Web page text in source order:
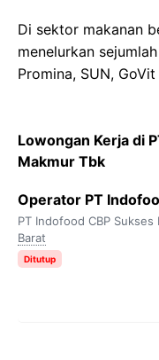
Di sektor makanan
menelurkan
Promina, SUN,
Lowongan Kerja di
Makmur Tbk
Operator PT
PT Indofood CBP Sukses
Barat
Ditutup